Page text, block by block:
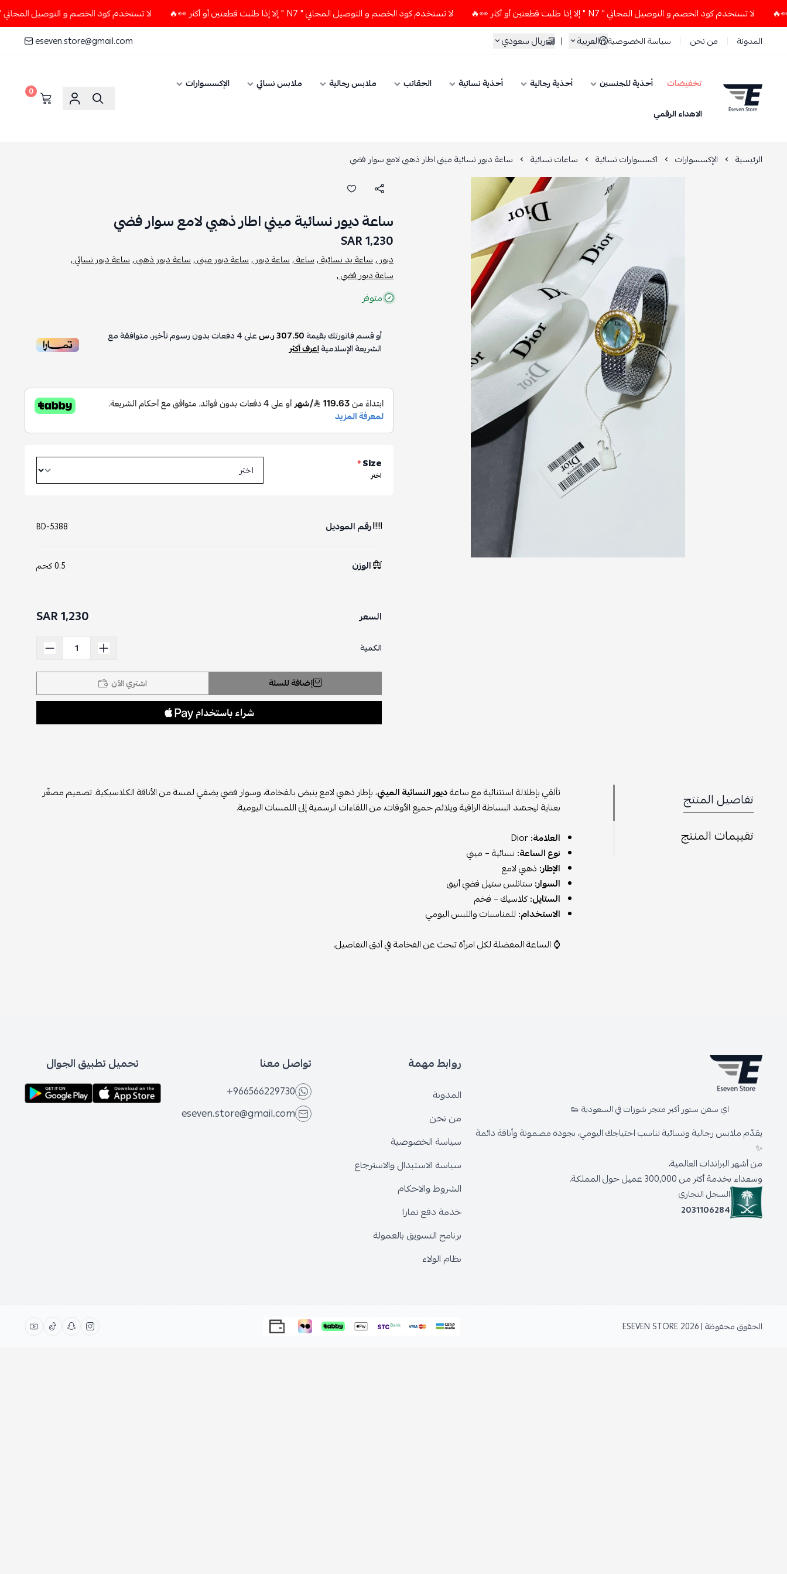
لا تستخدم كود الخصم و التوصيل المجاني " N7 " إلا إذا طلبت قطعتين أو أكثر 👀🔥 لا تستخدم كود الخصم و التوصيل المجاني " N7 " إلا إذا طلبت قطعتين أو أكثر 👀🔥 لا تستخدم كود الخصم و التوصيل المجاني " N7 " إلا إذا طلبت قطعتين أو أكثر 👀🔥
المدونة من نحن سياسة الخصوصية العربية | ريال سعودي eseven.store@gmail.com
ESEVEN STORE
تخفيضات أحذية للجنسين أحذية رجالية أحذية نسائية الحقائب ملابس رجالية ملابس نسائي
الإكسسوارات
الاهداء الرقمي
0
الرئيسية الإكسسوارات اكسسوارات نسائية ساعات نسائية ساعة ديور نسائية ميني اطار ذهبي لامع سوار فضي
ساعة ديور نسائية ميني اطار ذهبي لامع سوار فضي
1,230 SAR
ديور ,ساعة يد نسائية ,ساعة ,ساعة ديور ,ساعة ديور ميني ,ساعة ديور ذهبي ,ساعة ديور نسائي ,
ساعة ديور فضي ,
متوفر
أو قسم فاتورتك بقيمة307.50 ر.س على4دفعات بدون رسوم تأخير، متوافقة مع
الشريعة الإسلاميةاعرف أكثر
Size
*
اختر
رقم الموديل BD-5388
الوزن 0.5 كجم
السعر 1,230 SAR
الكمية
إضافة للسلة اشتري الآن
تفاصيل المنتج
تقييمات المنتج
تألقي بإطلالة استثنائية مع ساعةديور النسائية الميني، بإطار ذهبي لامع ينبض بالفخامة، وسوار فضي يضفي لمسة من الأناقة الكلاسيكية. تصميم مصغّر
بعناية ليجسّد البساطة الراقية ويلائم جميع الأوقات، من اللقاءات الرسمية إلى اللمسات اليومية.
العلامة:
نوع الساعة: نسائية – ميني
الإطار: ذهبي لامع
السوار: ستانلس ستيل فضي أنيق
الستايل:كلاسيك – فخم
الاستخدام: للمناسبات واللبس اليومي
⌚ الساعة المفضلة لكل امرأة تبحث عن الفخامة في أدق التفاصيل.
اي سفن ستور أكبر متجر شوزات في السعودية 👟
يقدّم ملابس رجالية ونسائية تناسب احتياجك اليومي، بجودة مضمونة وأناقة دائمة
✨
من أشهر البراندات العالمية،
وسعداء بخدمة أكثر من 300,000 عميل حول المملكة.
السجل التجاري
2031106284
روابط مهمة
المدونة
من نحن
سياسة الخصوصية
سياسة الاستبدال والاسترجاع
الشروط والاحكام
خدمة دفع تمارا
برنامج التسويق بالعمولة
نظام الولاء
تواصل معنا
+966566229730
eseven.store@gmail.com
تحميل تطبيق الجوال
الحقوق محفوظة | 2026 ESEVEN STORE